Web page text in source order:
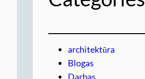
architektūra
Blogas
Darbas